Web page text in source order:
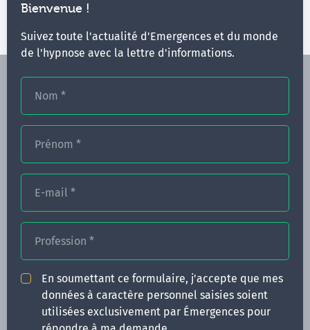
Bienvenue !
Suivez toute l'actualité d'Emergences et du monde
de l'hypnose avec la lettre d'informations.
Nom *
Prénom *
E-mail *
Profession *
En soumettant ce formulaire, j'accepte que mes
données à caractère personnel saisies soient
utilisées exclusivement par Émergences pour
CONGRÈS
ACTUALITÉS
INFOS PRATIQUES
Qui sommes-nous ?
CONTACT